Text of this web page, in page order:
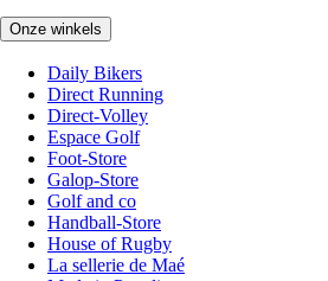
Onze winkels
Daily Bikers
Direct Running
Direct-Volley
Espace Golf
Foot-Store
Galop-Store
Golf and co
Handball-Store
House of Rugby
La sellerie de Maé